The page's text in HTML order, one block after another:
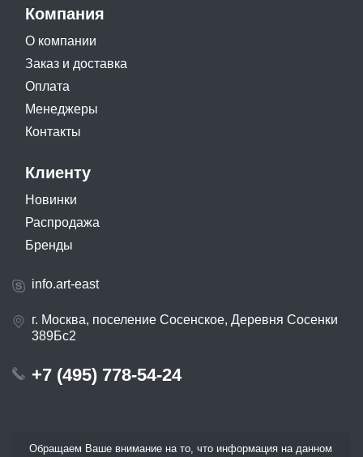
Компания
О компании
Заказ и доставка
Оплата
Менеджеры
Контакты
Клиенту
Новинки
Распродажа
Бренды
info.art-east
г. Москва, поселение Сосенское, Деревня Сосенки
389Бс2
+7 (495) 778-54-24
Обращаем Ваше внимание на то, что информация на данном